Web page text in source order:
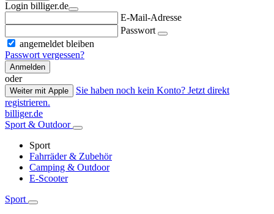
Login billiger.de
E-Mail-Adresse
Passwort
angemeldet bleiben
Passwort vergessen?
Anmelden
oder
Weiter mit Apple
Sie haben noch kein Konto? Jetzt direkt
registrieren.
billiger.de
Sport & Outdoor
Sport
Fahrräder & Zubehör
Camping & Outdoor
E-Scooter
Sport